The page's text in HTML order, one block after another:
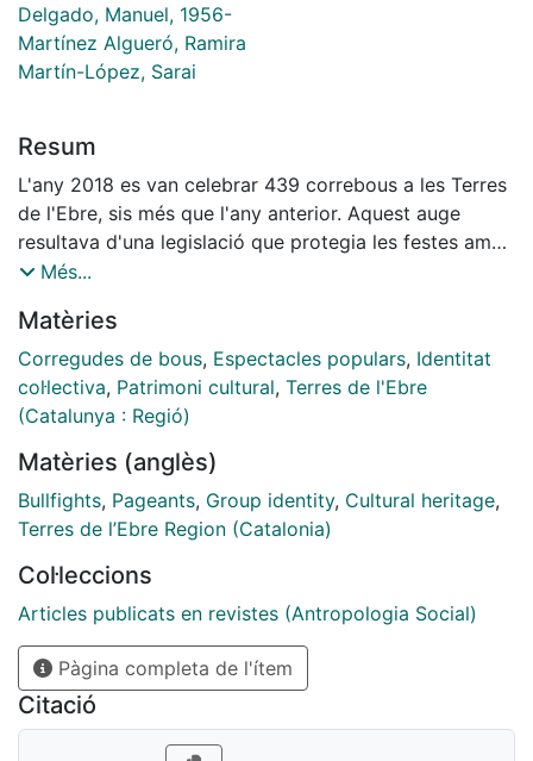
Delgado, Manuel, 1956-
Martínez Algueró, Ramira
Martín-López, Sarai
Resum
L'any 2018 es van celebrar 439 correbous a les Terres
de l'Ebre, sis més que l'any anterior. Aquest auge
resultava d'una legislació que protegia les festes amb
toros tradicionals, però sobretot d'un sud ignorat i
a partir de les mobilitzacions contra el Pla Hidrològic
Nacional. Una de les expressions d'aquesta vindicació
va ser la proposta perquè els bous fossin reconeguts
per la UNESCO com a Patrimoni Cultural Immaterial de
les dificultats d'aquestes festes per ser acceptades ni
tan sols com a part de l'erari cultural autoritzat a
Catalunya, un rebuig que es va traduir, el setembre de
correbous fossin definitivament suprimits. El reclam
popular de l'homologació com a valor intangible d'una
festa considerada com a intolerable contribueix a la
discussió sobre què és i què no és inventariable com a
patrimoni.
Més...
Matèries
Corregudes de bous, Espectacles populars, Identitat
col·lectiva, Patrimoni cultural, Terres de l'Ebre
(Catalunya : Regió)
Matèries (anglès)
Bullfights, Pageants, Group identity, Cultural heritage,
Terres de l’Ebre Region (Catalonia)
Col·leccions
Articles publicats en revistes (Antropologia Social)
Pàgina completa de l'ítem
Citació